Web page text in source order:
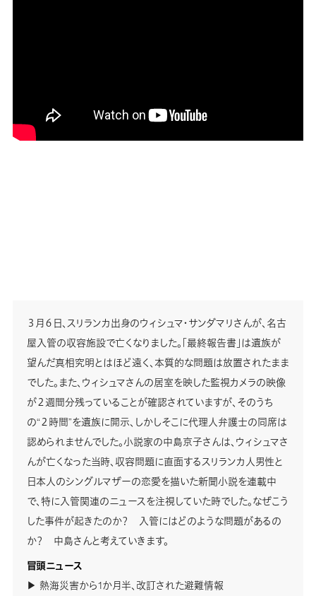
３月６日、スリランカ出身のウィシュマ・サンダマリさんが、名古
屋入管の収容施設で亡くなりました。「最終報告書」は遺族が
望んだ真相究明とはほど遠く、本質的な問題は放置されたまま
でした。また、ウィシュマさんの居室を映した監視カメラの映像
が２週間分残っていることが確認されていますが、そのうち
の“２時間”を遺族に開示、しかしそこに代理人弁護士の同席は
認められませんでした。小説家の中島京子さんは、ウィシュマさ
んが亡くなった当時、収容問題に直面するスリランカ人男性と
日本人のシングルマザーの恋愛を描いた新聞小説を連載中
で、特に入管関連のニュースを注視していた時でした。なぜこう
した事件が起きたのか？ 入管にはどのような問題があるの
か？ 中島さんと考えていきます。
冒頭ニュース
▶ 熱海災害から1か月半、改訂された避難情報